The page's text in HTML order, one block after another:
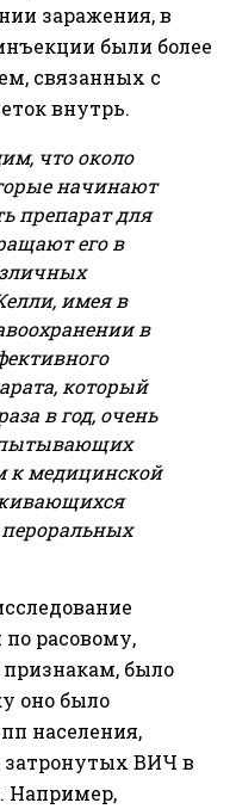
заражения, в
были более
связанных с
внутрь.
что около
начинают
препарат для
его в
имея в
в
который
в год, очень
к медицинской
расовому,
было
оно было
населения,
затронутых ВИЧ в
Например,